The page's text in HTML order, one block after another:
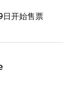
日开始售票